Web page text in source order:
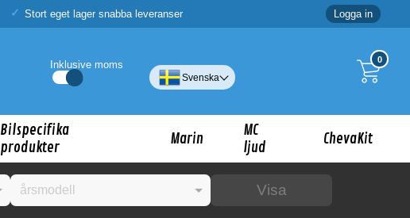
Stort eget lager snabba leveranser Logga in
0
Inklusive moms
Svenska
Bilspecifika
produkter
Marin
MC
ljud
ChevaKit
Visa